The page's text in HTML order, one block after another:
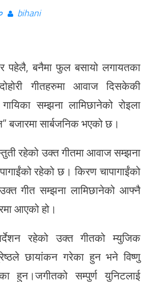
bihani
पहेलै, बनैमा फुल बसायो लगायतका
गीतहरुमा आवाज दिसकेकी
सम्झना लामिछानेको रोइला
बजारमा सार्बजनिक भएको छ।
रहेको उक्त गीतमा आवाज सम्झना
रहेको छ। किरण चापागाईंको
गीत सम्झना लामिछानेको आफ्नै
आएको हो।
रहेको उक्त गीतको म्युजिक
छायांकन गरेका हुन भने विष्णु
हुन।जगीतको सम्पुर्ण युनिटलाई